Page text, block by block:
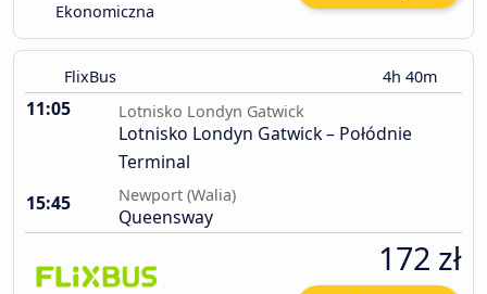
Ekonomiczna
FlixBus 4h 40m
11:05 Lotnisko Londyn Gatwick
Lotnisko Londyn Gatwick – Połódnie
Terminal
15:45
Newport (Walia)
Queensway
172 zł